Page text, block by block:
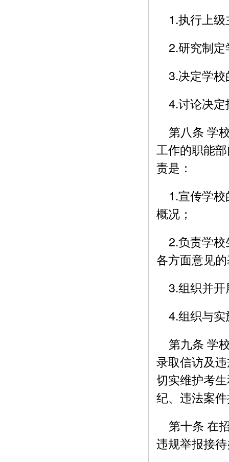
1.执行上级
2.研究制定
3.决定学校
4.讨论决定
第八条 学
工作的职能
责是：
1.宣传学校
概况；
2.负责学校
各方面意见
3.组织并开
4.组织与实
第九条 学
录取信访及
切实维护考
纪、违法案
第十条 在
违规举报接